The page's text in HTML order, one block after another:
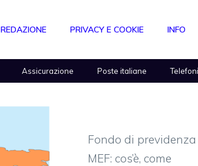
REDAZIONE PRIVACY E COOKIE INFO
Assicurazione Poste italiane
Fondo di previdenza
MEF: cos’è, come